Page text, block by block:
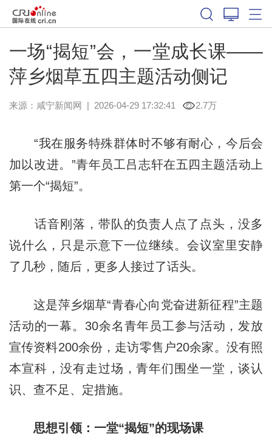
一场“揭短”会，一堂成长课——
萍乡烟草五四主题活动侧记
来源： 咸宁新闻网 | 2026-04-29 17:32:41 2.7万
“我在服务特殊群体时不够有耐心，今后会
加以改进。”青年员工吕志轩在五四主题活动上
第一个“揭短”。
话音刚落，带队的负责人点了点头，没多
说什么，只是示意下一位继续。会议室里安静
了几秒，随后，更多人接过了话头。
这是萍乡烟草“青春心向党奋进新征程”主题
活动的一幕。30余名青年员工参与活动，发放
宣传资料200余份，走访零售户20余家。没有照
本宣科，没有走过场，青年们围坐一堂，谈认
识、查不足、定措施。
思想引领：一堂“揭短”的现场课